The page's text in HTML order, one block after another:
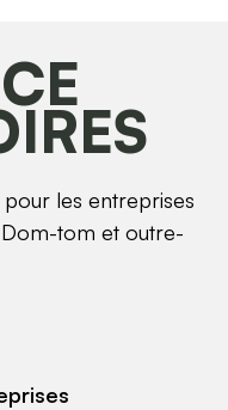
pour les entreprises
tom et outre-